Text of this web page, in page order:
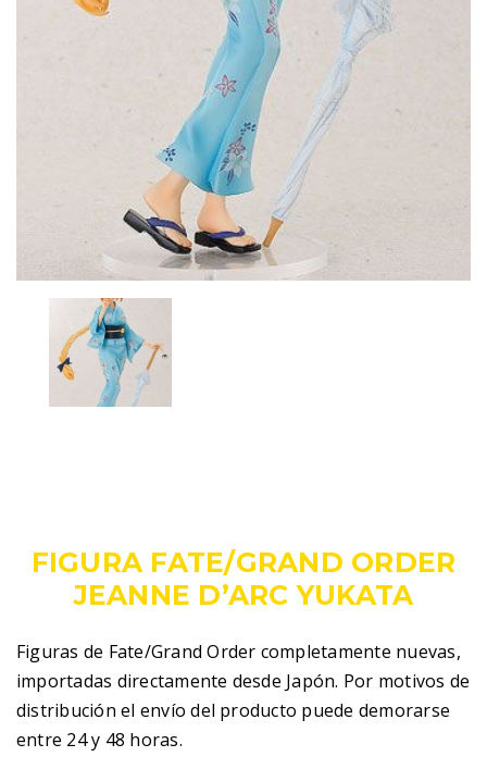
FIGURA FATE/GRAND ORDER
JEANNE D’ARC YUKATA
Figuras de Fate/Grand Order completamente nuevas,
importadas directamente desde Japón. Por motivos de
distribución el envío del producto puede demorarse
entre 24 y 48 horas.